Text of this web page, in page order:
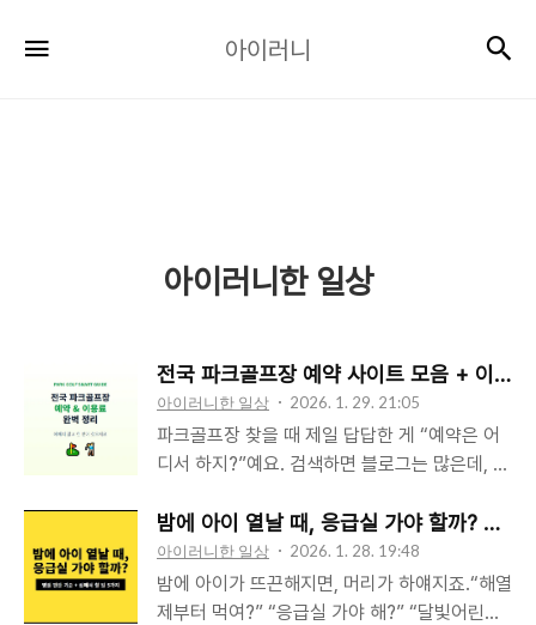
이
아이러니
아이러니한 일상
전국 파크골프장 예약 사이트 모음 + 이용
아이러니한 일상 2026. 1. 29. 21:05
파크골프장 찾을 때 제일 답답한 게 “예약은 어
디서 하지?”예요. 검색하면 블로그는 많은데, 막
은 전국에서 많이 쓰는 예약 포털/시스템을 권역
별로 묶고, 이용료도 “대략 얼마인지” 감 잡을
수 있게 정리해볼게요. (시설별로 운영·요금은
수시로 바뀔 수 있으니, 마지막엔 꼭 해당 예약
밤에 아이 열날 때, 응급실 가야 할까? 달
아이러니한 일상 2026. 1. 28. 19:48
밤에 아이가 뜨끈해지면, 머리가 하얘지죠.“해열
제부터 먹여?” “응급실 가야 해?” “달빛어린이